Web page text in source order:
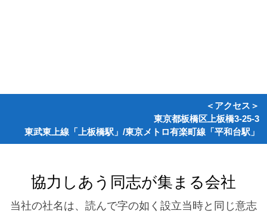
＜アクセス＞
東京都板橋区上板橋3-25-3
東武東上線「上板橋駅」/東京メトロ有楽町線「平和台駅」
協力しあう同志が集まる会社
当社の社名は、読んで字の如く設立当時と同じ意志